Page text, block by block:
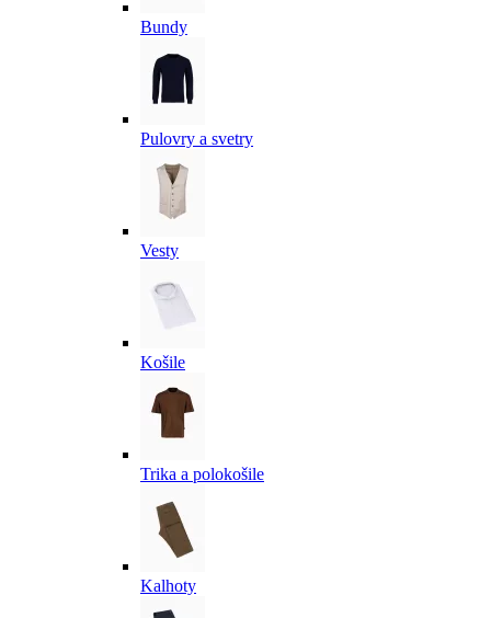
Bundy
Pulovry a svetry
Vesty
Košile
Trika a polokošile
Kalhoty